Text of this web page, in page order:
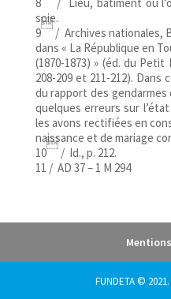
soie.
9

/ Archives nationales,
dans « La République en
(1870-1873) » (éd. du Petit
208-209 et 211-212). Dans
du rapport des
quelques erreurs sur
les avons rectifiées en
naissance et de mariage
10

/ Id., p. 212.
11 / AD 37 – 1 M 294
FUNDETA ©